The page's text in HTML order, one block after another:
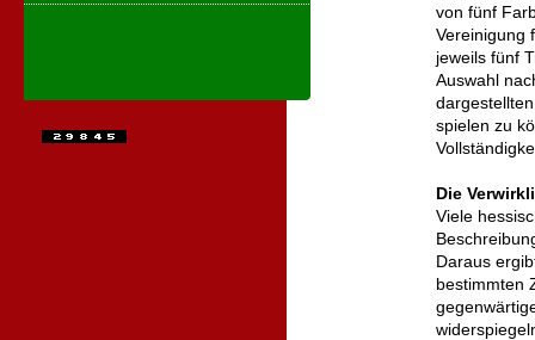
von fünf
Vereinigung
jeweils fünf
Auswahl
spielen zu
Die
Viele
Daraus
bestimmten